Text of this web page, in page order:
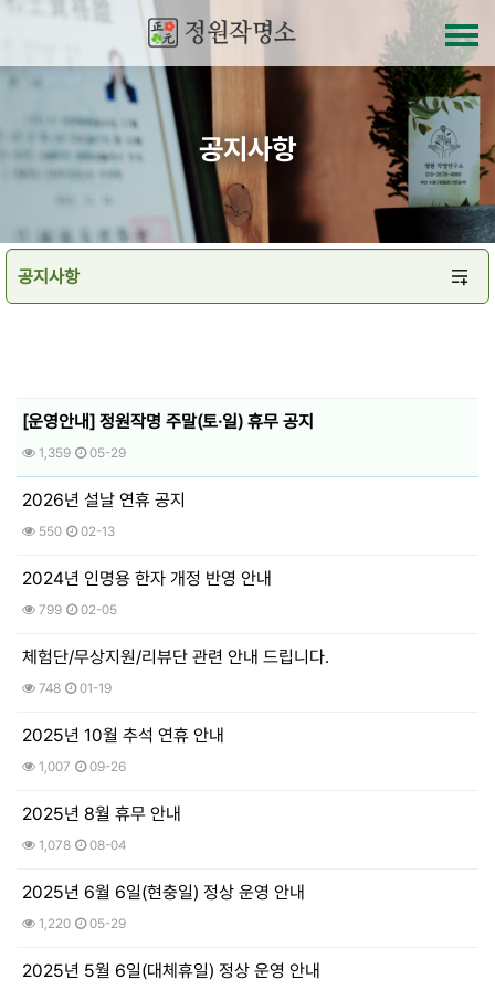
공지사항
[운영안내] 정원작명 주말(토·일) 휴무 공지
1,359 05-29
2026년 설날 연휴 공지
550 02-13
2024년 인명용 한자 개정 반영 안내
799 02-05
체험단/무상지원/리뷰단 관련 안내 드립니다.
748 01-19
2025년 10월 추석 연휴 안내
1,007 09-26
2025년 8월 휴무 안내
1,078 08-04
2025년 6월 6일(현충일) 정상 운영 안내
1,220 05-29
2025년 5월 6일(대체휴일) 정상 운영 안내